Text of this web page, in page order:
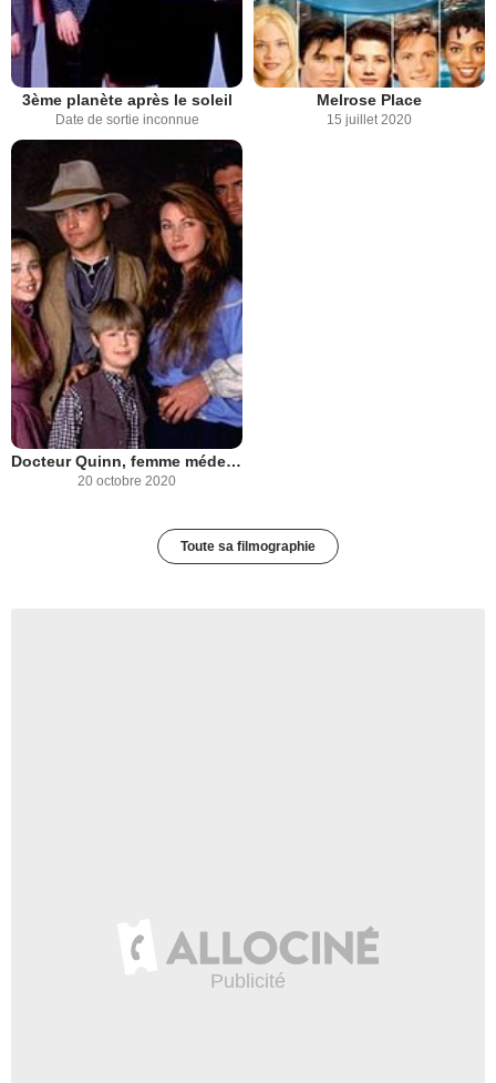
3ème planète après le soleil
Date de sortie inconnue
Melrose Place
15 juillet 2020
Docteur Quinn, femme médecin
20 octobre 2020
Toute sa filmographie